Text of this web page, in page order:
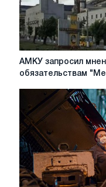
г.
АМКУ
запросил
компаний
по
обязательствам
"Метинвеста"
в
случае
получения
опосредованного
АМКУ запросил
обязательствам